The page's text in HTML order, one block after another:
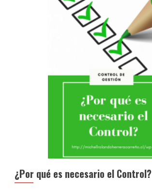
¿Por qué es necesario el Control?